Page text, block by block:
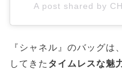
A post shared by
『シャネル』のバッグは
してきた タイムレスな魅